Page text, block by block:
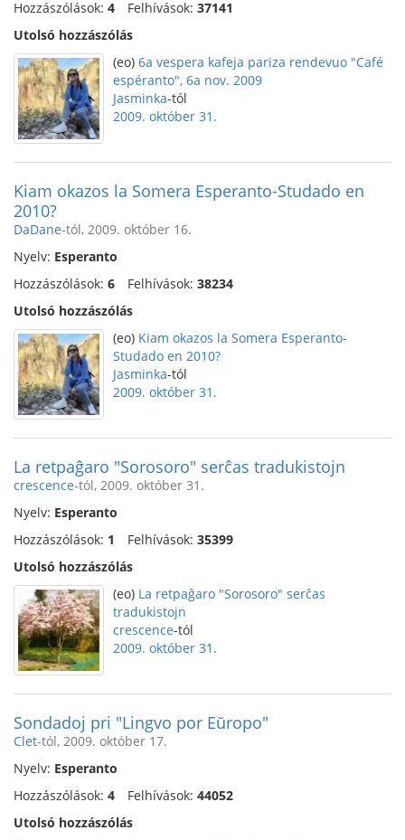
Hozzászólások: 4 Felhívások: 37141
Utolsó hozzászólás
(eo) 6a vespera kafeja pariza rendevuo "Café
espéranto", 6a nov. 2009
Jasminka-tól
2009. október 31.
Kiam okazos la Somera Esperanto-Studado en
2010?
DaDane-tól, 2009. október 16.
Nyelv: Esperanto
Hozzászólások: 6 Felhívások: 38234
Utolsó hozzászólás
(eo) Kiam okazos la Somera Esperanto-
Studado en 2010?
Jasminka-tól
2009. október 31.
La retpaĝaro "Sorosoro" serĉas tradukistojn
crescence-tól, 2009. október 31.
Nyelv: Esperanto
Hozzászólások: 1 Felhívások: 35399
Utolsó hozzászólás
(eo) La retpaĝaro "Sorosoro" serĉas
tradukistojn
crescence-tól
2009. október 31.
Sondadoj pri "Lingvo por Eŭropo"
Clet-tól, 2009. október 17.
Nyelv: Esperanto
Hozzászólások: 4 Felhívások: 44052
Utolsó hozzászólás